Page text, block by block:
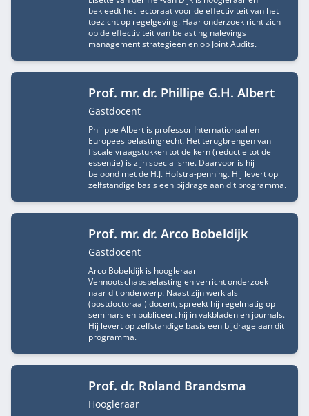
bekleedt het lectoraat voor de effectiviteit van het
toezicht op regelgeving. Haar onderzoek richt zich
op de effectiviteit van belasting nalevings
management strategieën en op Joint Audits.
Prof. mr. dr. Phillipe G.H. Albert
Functietitel
Gastdocent
Philippe Albert is professor Internationaal en
Europees belastingrecht. Het terugbrengen van
fiscale vraagstukken tot de kern (reductie tot de
essentie) is zijn specialisme. Daarvoor is hij
beloond met de H.J. Hofstra-penning. Hij levert op
zelfstandige basis een bijdrage aan dit programma.
Prof. mr. dr. Arco Bobeldijk
Functietitel
Gastdocent
Arco Bobeldijk is hoogleraar
Vennootschapsbelasting en verricht onderzoek
naar dit onderwerp. Naast zijn werk als
(postdoctoraal) docent, spreekt hij regelmatig op
seminars en publiceert hij in vakbladen en journals.
Hij levert op zelfstandige basis een bijdrage aan dit
programma.
Prof. dr. Roland Brandsma
Functietitel
Hoogleraar